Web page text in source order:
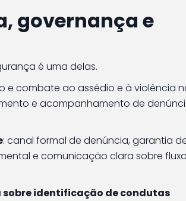
governança e
é uma delas.
combate ao assédio e à violência
e acompanhamento de
: canal formal de denúncia, garantia
e comunicação clara sobre
identificação de condutas